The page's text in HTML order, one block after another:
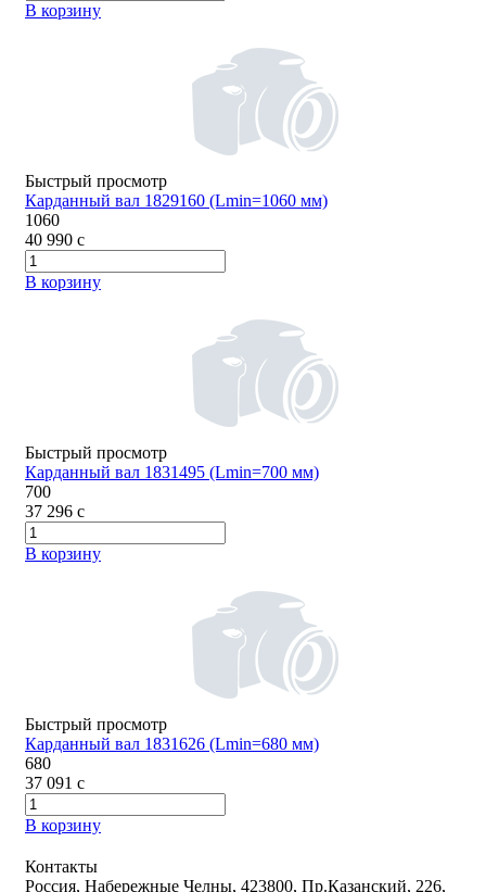
В корзину
Быстрый просмотр
Карданный вал 1829160 (Lmin=1060 мм)
1060
40 990 c
В корзину
Быстрый просмотр
Карданный вал 1831495 (Lmin=700 мм)
700
37 296 c
В корзину
Быстрый просмотр
Карданный вал 1831626 (Lmin=680 мм)
680
37 091 c
В корзину
Контакты
Россия, Набережные Челны, 423800, Пр.Казанский, 226,